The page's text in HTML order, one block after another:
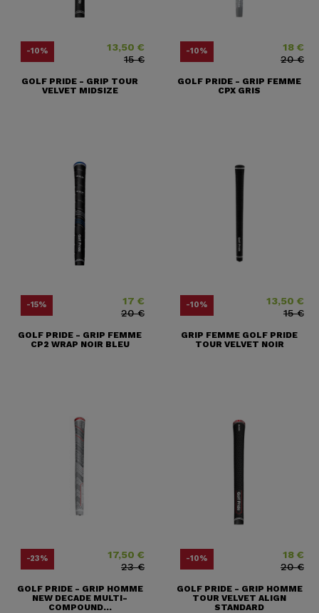
-10% Price13,50 €
Regular price
15 €
GOLF PRIDE - GRIP TOUR
VELVET MIDSIZE
-10% Price18 €
Regular
20 €
GOLF PRIDE - GRIP FEMME
CPX GRIS
-15% Price17 €
Regular price
20 €
GOLF PRIDE - GRIP FEMME
CP2 WRAP NOIR BLEU
-10% Price13,50 €
Regular price
15 €
GRIP FEMME GOLF PRIDE
TOUR VELVET NOIR
-23% Price17,50 €
Regular price
23 €
GOLF PRIDE - GRIP HOMME
NEW DECADE MULTI-
COMPOUND...
-10% Price18 €
Regular
20 €
GOLF PRIDE - GRIP HOMME
TOUR VELVET ALIGN
STANDARD